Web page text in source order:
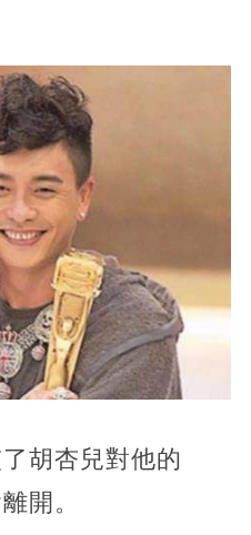
胡杏兒對他的
開。